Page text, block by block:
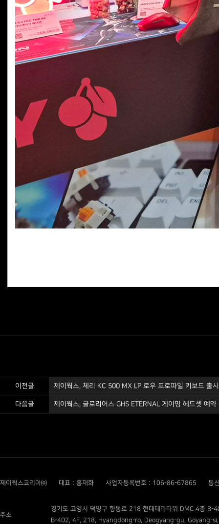
이전글 제이웍스, 체리 KC 500 MX LP 로우 프로파일 키보드 출
다음글 제이웍스, 글로리어스 GHS ETERNAL 게이밍 헤드셋 예약
제이웍스코리아㈜ 대표 : 홍재화 사업자등록번호 : 106-86-67865 통
주소
경기도 고양시 덕양구 향동로 218 현대테라타워 DMC 4층 B-
B-402, 4F, 218, Hyangdong-ro, Deogyang-gu, Goyang-